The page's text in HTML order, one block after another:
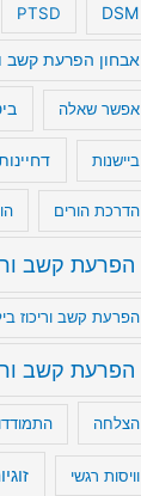
DSM
PTSD
אבחון הפרעת קשב
אפשר שאלה
ביישנות
הדרכת הורים
הפרעת קשב
הפרעת קשב וריכוז
הפרעת קשב
הצלחה
וויסות רגשי